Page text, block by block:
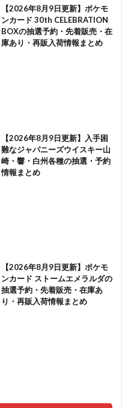
【2026年8月9日更新】ポケモ
ンカード 30th CELEBRATION
BOXの抽選予約・先着販売・在
庫あり・再販入荷情報まとめ
【2026年8月9日更新】入手困
難なジャパニーズウイスキー山
崎・響・白州各種の抽選・予約
情報まとめ
【2026年8月9日更新】ポケモ
ンカード ストームエメラルダの
抽選予約・先着販売・在庫あ
り・再販入荷情報まとめ